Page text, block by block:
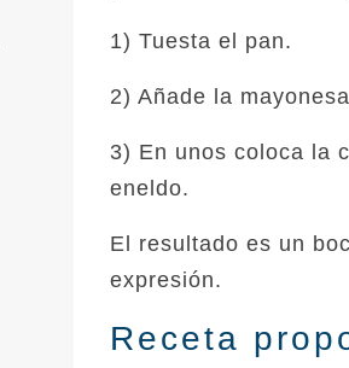
1) Tuesta el pan.
2) Añade la
3) En unos coloca la
eneldo.
El resultado es un
expresión.
Receta